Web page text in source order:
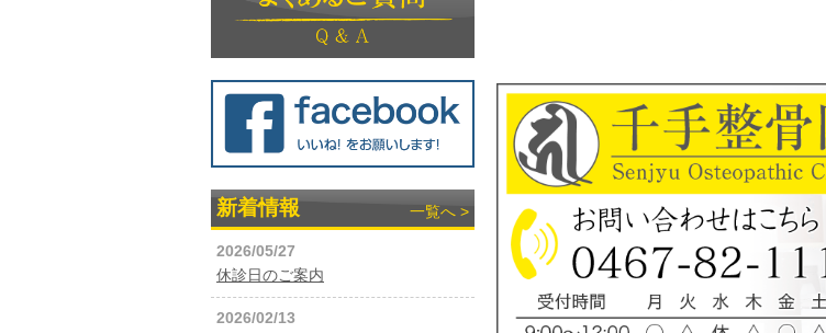
新着情報 一覧へ >
2026/05/27
休診日のご案内
2026/02/13